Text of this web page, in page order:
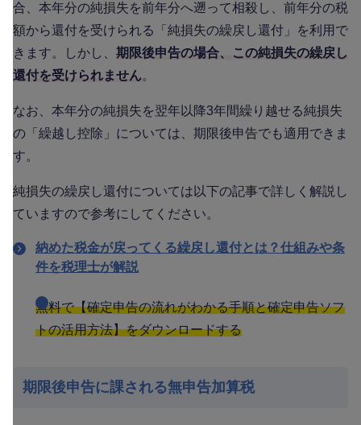
合、本年分の純損失を前年分へ遡って相殺し、前年分の税
額から還付を受けられる「純損失の繰戻し還付」を利用で
きます。しかし、 期限後申告の場合、この純損失の繰戻し
還付を受けられません。
なお、本年分の純損失を翌年以降3年間繰り越せる純損失
の「繰越し控除」については、期限後申告でも適用できま
す。
純損失の繰戻し還付については以下の記事で詳しく解説し
ていますので参考にしてください。
納めた税金が戻ってくる繰戻し還付とは？仕組みや条
件を税理士が解説
無料で【確定申告の流れがわかる手順と確定申告ソフ
トの活用方法】をダウンロードする
期限後申告に課される無申告加算税